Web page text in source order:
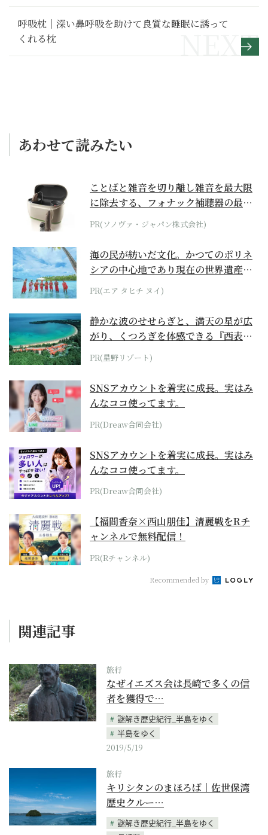
呼吸枕｜深い鼻呼吸を助けて良質な睡眠に誘って
くれる枕
あわせて読みたい
ことばと雑音を切り離し雑音を最大限
に除去する、フォナック補聴器の最上
位モデル
PR(ソノヴァ・ジャパン株式会社)
海の民が紡いだ文化。かつてのポリネ
シアの中心地であり現在の世界遺産か
らみえてくる...
PR(エア タヒチ ヌイ)
静かな波のせせらぎと、満天の星が広
がり、くつろぎを体感できる『西表島
ホテル by...
PR(星野リゾート)
SNSアカウントを着実に成長。実はみ
んなココ使ってます。
PR(Dreaw合同会社)
SNSアカウントを着実に成長。実はみ
んなココ使ってます。
PR(Dreaw合同会社)
【福間香奈×西山朋佳】清麗戦をRチ
ャンネルで無料配信！
PR(Rチャンネル)
Recommended by
関連記事
旅行
なぜイエズス会は長崎で多くの信
者を獲得で…
謎解き歴史紀行_半島をゆく
半島をゆく
2019/5/19
旅行
キリシタンのまほろば｜佐世保湾
歴史クルー…
謎解き歴史紀行_半島をゆく